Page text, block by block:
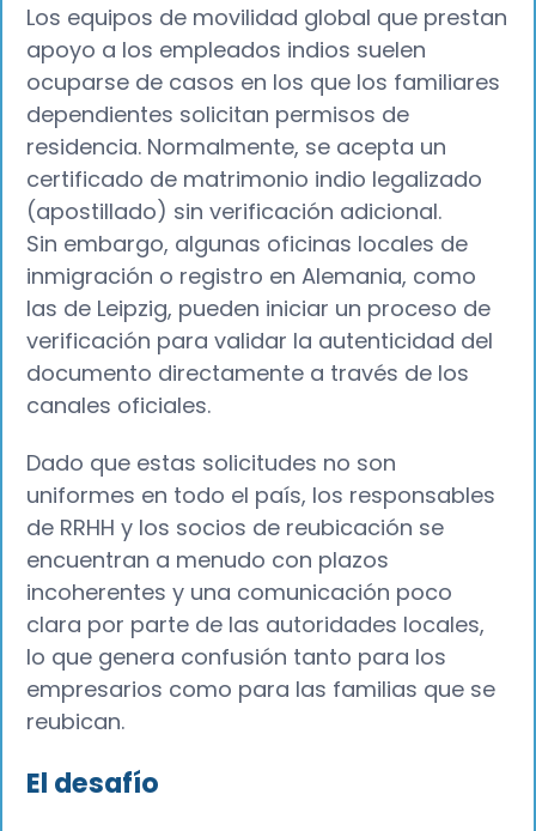
Los equipos de movilidad global que prestan
apoyo a los empleados indios suelen
ocuparse de casos en los que los familiares
dependientes solicitan permisos de
residencia. Normalmente, se acepta un
certificado de matrimonio indio legalizado
(apostillado) sin verificación adicional.
Sin embargo, algunas oficinas locales de
inmigración o registro en Alemania, como
las de Leipzig, pueden iniciar un proceso de
verificación para validar la autenticidad del
documento directamente a través de los
canales oficiales.
Dado que estas solicitudes no son
uniformes en todo el país, los responsables
de RRHH y los socios de reubicación se
encuentran a menudo con plazos
incoherentes y una comunicación poco
clara por parte de las autoridades locales,
lo que genera confusión tanto para los
empresarios como para las familias que se
reubican.
El desafío